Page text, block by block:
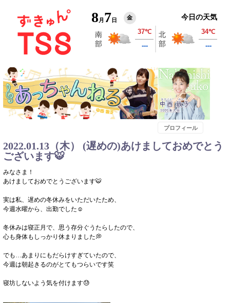
8 月 7 日 金 今日の天気
プロフィール
2022.01.13（木） (遅めの)あけましておめでとう
ございます🐯
みなさま！
あけましておめでとうございます🐯
実は私、遅めの冬休みをいただいたため、
今週水曜から、出勤でした☺
冬休みは寝正月で、思う存分ぐうたらしたので、
心も身体もしっかり休まりました💭
でも…あまりにもだらけすぎていたので、
今週は朝起きるのがとてもつらいです笑
寝坊しないよう気を付けます😓